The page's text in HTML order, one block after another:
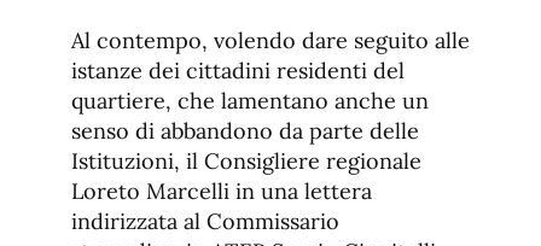
Al contempo, volendo dare seguito alle
istanze dei cittadini residenti del
quartiere, che lamentano anche un
senso di abbandono da parte delle
Istituzioni, il Consigliere regionale
Loreto Marcelli in una lettera
indirizzata al Commissario